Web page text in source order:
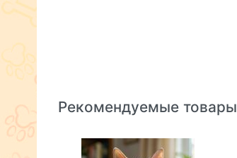
Рекомендуемые товары